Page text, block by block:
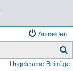
Anmelden
u
Ungelesene Beiträge